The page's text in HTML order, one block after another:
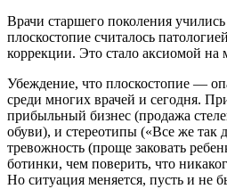
Врачи старшего поколения учились
плоскостопие считалось
коррекции. Это стало аксиомой на
Убеждение, что плоскостопие —
среди многих врачей и сегодня.
прибыльный бизнес (продажа
обуви), и стереотипы («Все же так
тревожность (проще заковать
ботинки, чем поверить, что
Но ситуация меняется, пусть и не